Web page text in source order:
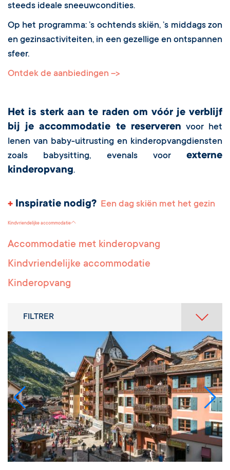
steeds ideale sneeuwcondities.
Op het programma: ’s ochtends skiën, ’s middags zon
en gezinsactiviteiten, in een gezellige en ontspannen
sfeer.
Ontdek de aanbiedingen -->
Het is sterk aan te raden om vóór je verblijf
bij je accommodatie te reserveren voor het
lenen van baby-uitrusting en kinderopvangdiensten
zoals babysitting, evenals voor externe
kinderopvang.
+ Inspiratie nodig? Een dag skiën met het gezin
Kindvriendelijke accommodatie
Accommodatie met kinderopvang
Kindvriendelijke accommodatie
Kinderopvang
FILTRER